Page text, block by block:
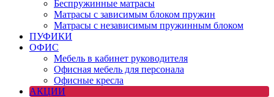
Беспружинные матрасы
Матрасы с зависимым блоком пружин
Матрасы с независимым пружинным блоком
ПУФИКИ
ОФИС
Мебель в кабинет руководителя
Офисная мебель для персонала
Офисные кресла
АКЦИИ